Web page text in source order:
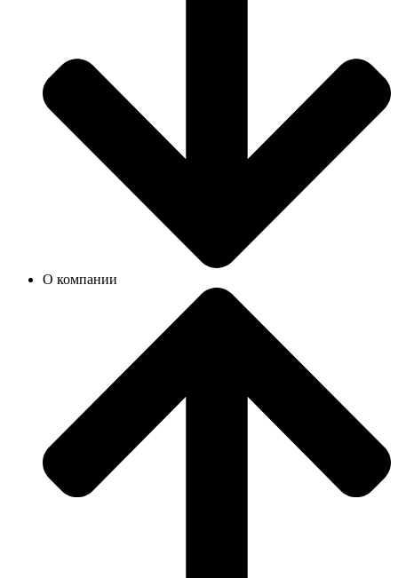
О компании